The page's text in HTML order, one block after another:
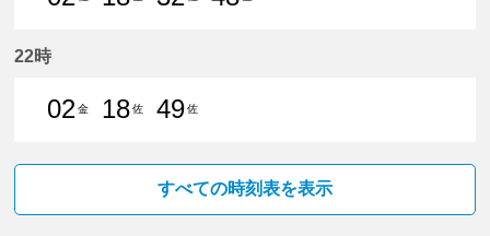
22時
02金
18佐
49佐
すべての時刻表を表示